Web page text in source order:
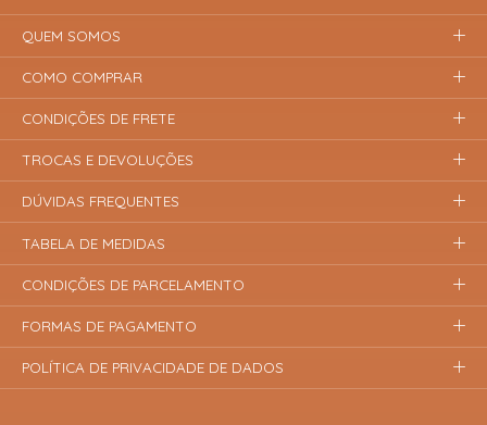
QUEM SOMOS
COMO COMPRAR
CONDIÇÕES DE FRETE
TROCAS E DEVOLUÇÕES
DÚVIDAS FREQUENTES
TABELA DE MEDIDAS
CONDIÇÕES DE PARCELAMENTO
FORMAS DE PAGAMENTO
POLÍTICA DE PRIVACIDADE DE DADOS